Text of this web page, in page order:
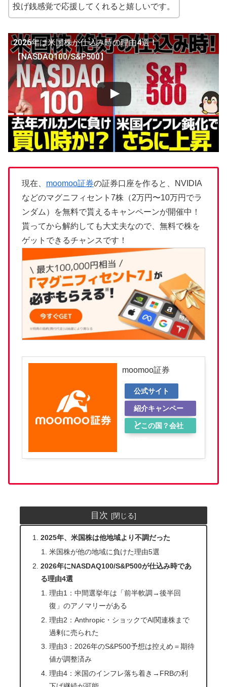
投げ銭感覚で応援してくれると嬉しいです。
2026年は米国株が仕込み時の理由4選！
【NASDAQ100/S&P500】
現在、 moomoo証券の証券口座を作ると、NVIDIA
などのマグニフィセント7株（2万円〜10万円でラ
ンダム）を無料で貰えるキャンペーンが開催中！
貰ってから解約しても大丈夫なので、無料で株を
ゲットできるチャンスです！
moomoo証券
公式サイト
紹介キャンペー
ン
どこの国？会社
目次
2025年、米国株は他地域より不調だった
米国株が他の地域に負けた理由5選
2026年にNASDAQ100/S&P500が仕込み時であ
る理由4選
理由1：中間選挙年は「前半軟調→後半回
復」のアノマリーがある
理由2：Anthropic・ショックでAI関連株まで
過剰に売られた
理由3：2026年のS&P500予想は控えめ＝期待
値が調整済み
理由4：米国のインフレ落ち着き→FRBの利